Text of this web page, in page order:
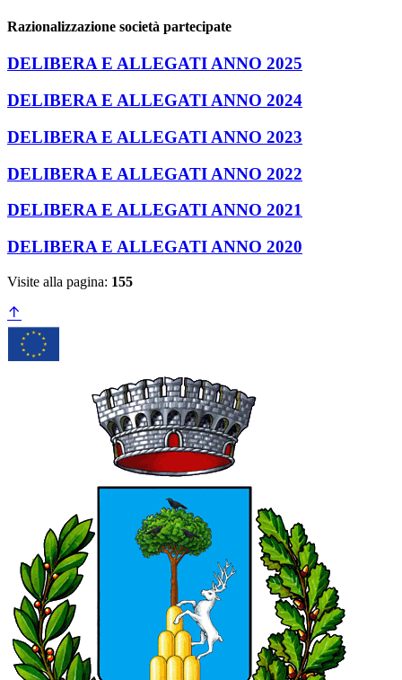
Razionalizzazione società partecipate
DELIBERA E ALLEGATI ANNO 2025
DELIBERA E ALLEGATI ANNO 2024
DELIBERA E ALLEGATI ANNO 2023
DELIBERA E ALLEGATI ANNO 2022
DELIBERA E ALLEGATI ANNO 2021
DELIBERA E ALLEGATI ANNO 2020
Visite alla pagina: 155